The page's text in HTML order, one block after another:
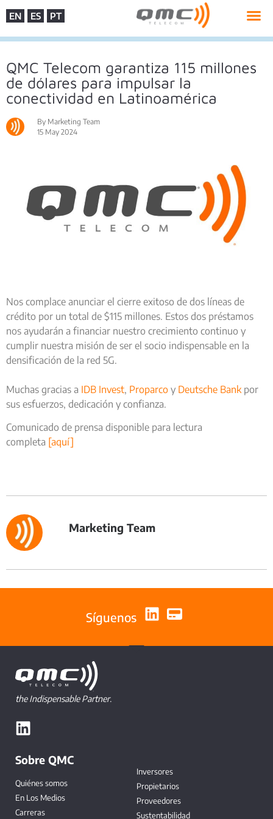
EN ES PT
QMC Telecom garantiza 115 millones
de dólares para impulsar la
conectividad en Latinoamérica
By Marketing Team
15 May 2024
Nos complace anunciar el cierre exitoso de dos líneas de
crédito por un total de $115 millones. Estos dos préstamos
nos ayudarán a financiar nuestro crecimiento continuo y
cumplir nuestra misión de ser el socio indispensable en la
densificación de la red 5G.
Muchas gracias a IDB Invest, Proparco y Deutsche Bankpor
sus esfuerzos, dedicación y confianza.
Comunicado de prensa disponible para lectura
completa [aquí]
Marketing Team
Síguenos
the Indispensable Partner.
Sobre QMC
Quiénes somos
En Los Medios
Carreras
Inversores
Propietarios
Proveedores
Sustentabilidad